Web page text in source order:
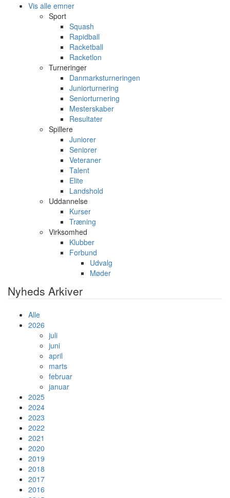
Vis alle emner
Sport
Squash
Rapidball
Racketball
Racketlon
Turneringer
Danmarksturneringen
Juniorturnering
Seniorturnering
Mesterskaber
Resultater
Spillere
Juniorer
Seniorer
Veteraner
Talent
Elite
Landshold
Uddannelse
Kurser
Træning
Virksomhed
Klubber
Forbund
Udvalg
Møder
Nyheds Arkiver
Alle
2026
juli
juni
april
marts
februar
januar
2025
2024
2023
2022
2021
2020
2019
2018
2017
2016